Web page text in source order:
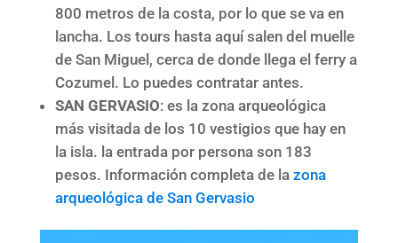
800 metros de la costa, por lo que se va en
lancha. Los tours hasta aquí salen del muelle
de San Miguel, cerca de donde llega el ferry a
Cozumel. Lo puedes contratar antes.
SAN GERVASIO: es la zona arqueológica
más visitada de los 10 vestigios que hay en
la isla. la entrada por persona son 183
pesos. Información completa de la zona
arqueológica de San Gervasio